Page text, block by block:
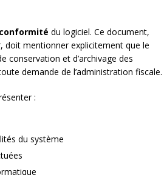
du logiciel. Ce document,
doit mentionner explicitement que le
conservation et d’archivage des
demande de l’administration fiscale.
:
du système